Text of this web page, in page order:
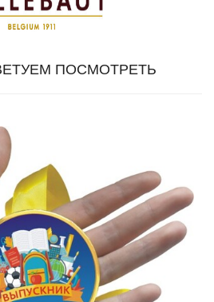
ПОСМОТРЕТЬ